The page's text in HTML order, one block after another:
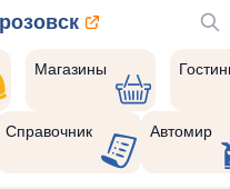
Магазины
Справочник Автомир